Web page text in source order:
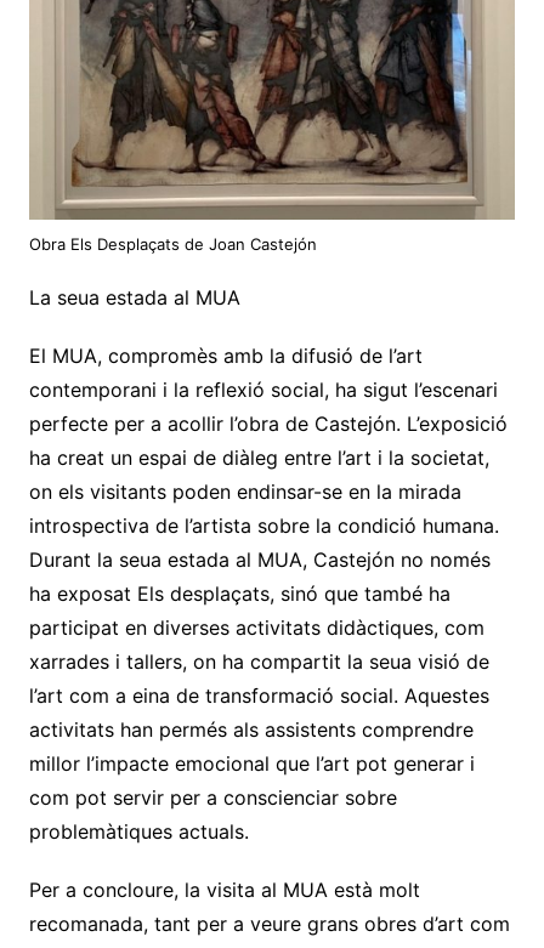
Obra Els Desplaçats de Joan Castejón
La seua estada al MUA
El MUA, compromès amb la difusió de l’art
contemporani i la reflexió social, ha sigut l’escenari
perfecte per a acollir l’obra de Castejón. L’exposició
ha creat un espai de diàleg entre l’art i la societat,
on els visitants poden endinsar-se en la mirada
introspectiva de l’artista sobre la condició humana.
Durant la seua estada al MUA, Castejón no només
ha exposat Els desplaçats, sinó que també ha
participat en diverses activitats didàctiques, com
xarrades i tallers, on ha compartit la seua visió de
l’art com a eina de transformació social. Aquestes
activitats han permés als assistents comprendre
millor l’impacte emocional que l’art pot generar i
com pot servir per a conscienciar sobre
problemàtiques actuals.
Per a concloure, la visita al MUA està molt
recomanada, tant per a veure grans obres d’art com